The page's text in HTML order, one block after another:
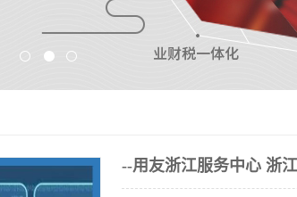
--用友浙江服务中心 浙